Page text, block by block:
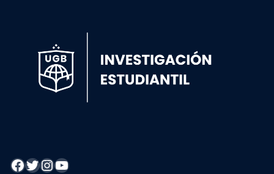
Facebook Twitter InstagramYouTube